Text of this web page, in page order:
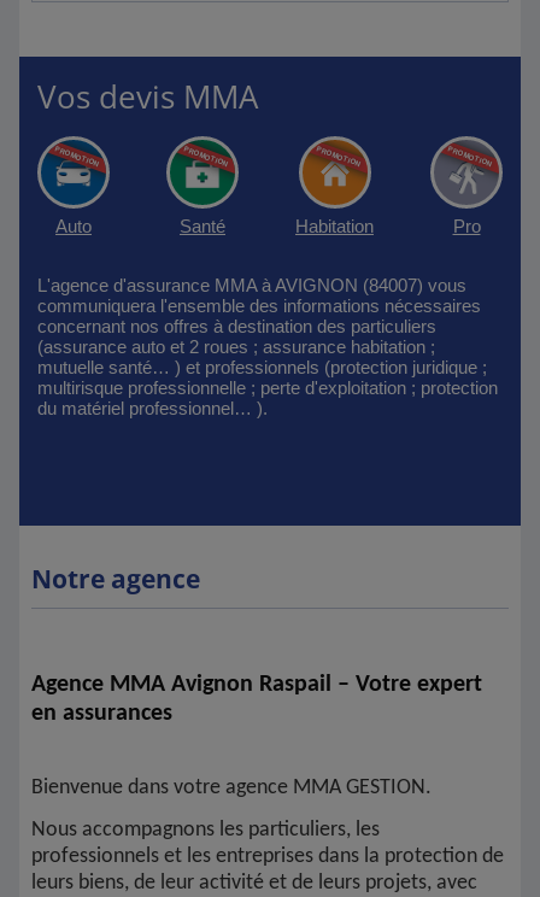
Vos devis MMA
Auto Santé Habitation Pro
L'agence d'assurance MMA à AVIGNON (84007) vous
communiquera l'ensemble des informations nécessaires
concernant nos offres à destination des particuliers
(assurance auto et 2 roues ; assurance habitation ;
mutuelle santé… ) et professionnels (protection juridique ;
multirisque professionnelle ; perte d'exploitation ; protection
du matériel professionnel… ).
Notre agence
Agence MMA Avignon Raspail – Votre expert
en assurances
Bienvenue dans votre agence MMA GESTION.
Nous accompagnons les particuliers, les
professionnels et les entreprises dans la protection de
leurs biens, de leur activité et de leurs projets, avec